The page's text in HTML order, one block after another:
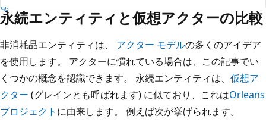
永続エンティティと仮想アクターの比較
非消耗品エンティティは、 アクター モデルの多くのアイデア
を使用します。 アクターに慣れている場合は、この記事でい
くつかの概念を認識できます。 永続エンティティは、 仮想ア
クター (グレインとも呼ばれます) に似ており、これはOrleans
プロジェクト に由来します。 例えば次が挙げられます。